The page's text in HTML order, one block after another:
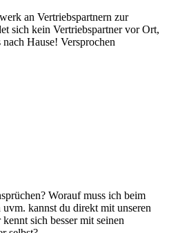
an Vertriebspartnern zur
sich kein Vertriebspartner vor Ort,
Hause! Versprochen
Worauf muss ich beim
kannst du direkt mit unseren
sich besser mit seinen